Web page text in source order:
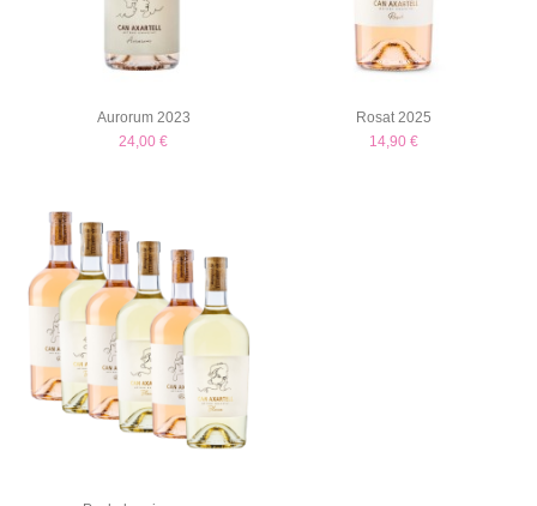
Aurorum 2023
24,00 €
Rosat 2025
14,90 €